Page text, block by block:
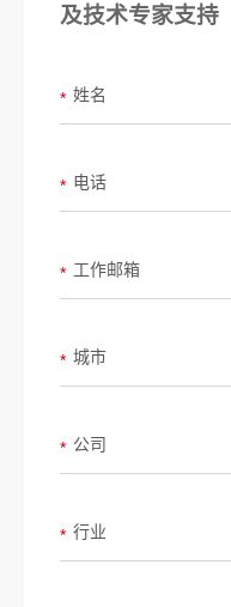
及技术专家支持
* 姓名
* 电话
* 工作邮箱
* 城市
* 公司
* 行业